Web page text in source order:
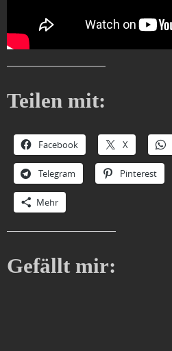
Teilen mit:
Facebook X
Telegram Pinterest
Mehr
Gefällt mir: